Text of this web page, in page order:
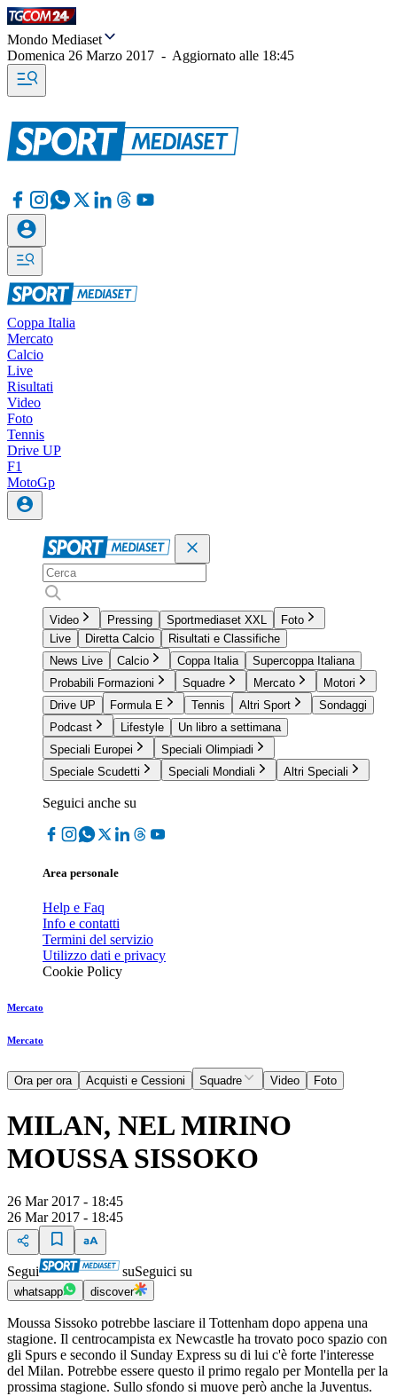
Mondo Mediaset
Domenica 26 Marzo 2017 - Aggiornato alle 18:45
Coppa Italia
Mercato
Calcio
Live
Risultati
Video
Foto
Tennis
Drive UP
F1
MotoGp
Video Pressing Sportmediaset XXL
Foto
Live
Diretta Calcio
Risultati e Classifiche
News Live
Calcio Coppa Italia
Supercoppa Italiana
Probabili Formazioni
Squadre Mercato
Motori
Drive UP
Formula E Tennis Altri Sport
Sondaggi
Podcast
Lifestyle
Un libro a settimana
Speciali Europei
Speciali Olimpiadi
Speciale Scudetti
Speciali Mondiali Altri Speciali
Seguici anche su
Area personale
Help e Faq
Info e contatti
Termini del servizio
Utilizzo dati e privacy
Cookie Policy
Mercato
Mercato
Ora per ora Acquisti e Cessioni Squadre Video Foto
MILAN, NEL MIRINO
MOUSSA SISSOKO
26 Mar 2017 - 18:45
26 Mar 2017 - 18:45
Segui suSeguici su
whatsapp discover
Moussa Sissoko potrebbe lasciare il Tottenham dopo appena una
stagione. Il centrocampista ex Newcastle ha trovato poco spazio con
gli Spurs e secondo il Sunday Express su di lui c'è forte l'interesse
del Milan. Potrebbe essere questo il primo regalo per Montella per la
prossima stagione. Sullo sfondo si muove però anche la Juventus.